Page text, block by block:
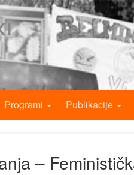
Programi Publikacije
–